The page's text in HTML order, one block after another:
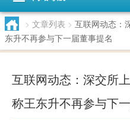
> 文章列表 > 互联网动态：
东升不再参与下一届董事提名
互联网动态：深交所
称王东升不再参与下